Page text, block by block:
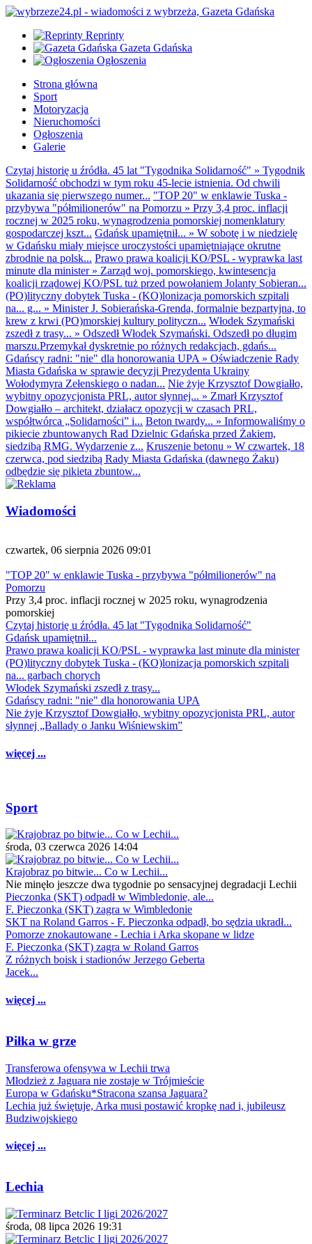
Reprinty
Gazeta Gdańska
Ogłoszenia
Strona główna
Sport
Motoryzacja
Nieruchomości
Ogłoszenia
Galerie
Czytaj historię u źródła. 45 lat "Tygodnika Solidarność" » Tygodnik
Solidarność obchodzi w tym roku 45-lecie istnienia. Od chwili
ukazania się pierwszego numer... "TOP 20" w enklawie Tuska -
przybywa "półmilionerów" na Pomorzu » Przy 3,4 proc. inflacji
rocznej w 2025 roku, wynagrodzenia pomorskiej nomenklatury
gospodarczej kszt... Gdańsk upamiętnił... » W sobotę i w niedzielę
w Gdańsku miały miejsce uroczystości upamiętniające okrutne
zbrodnie na polsk... Prawo prawa koalicji KO/PSL - wyprawka last
minute dla minister» Zarząd woj. pomorskiego, kwintesencja
koalicji rządowej KO/PSL tuż przed powołaniem Jolanty Sobieran...
(PO)lityczny dobytek Tuska - (KO)lonizacja pomorskich szpitali
na... g... » Minister J. Sobierańska-Grenda, formalnie bezpartyjna, to
krew z krwi (PO)morskiej kultury polityczn... Włodek Szymański
zszedł z trasy... » Odszedł Włodek Szymański. Odszedł po długim
marszu.Przemykał dyskretnie po różnych redakcjach, gdańs...
Gdańscy radni: "nie" dla honorowania UPA » Oświadczenie Rady
Miasta Gdańska w sprawie decyzji Prezydenta Ukrainy
Wołodymyra Zełenskiego o nadan... Nie żyje Krzysztof Dowgiałło,
wybitny opozycjonista PRL, autor słynnej... » Zmarł Krzysztof
Dowgiałło – architekt, działacz opozycji w czasach PRL,
współtwórca „Solidarności” i... Beton twardy... » Informowaliśmy o
pikiecie zbuntowanych Rad Dzielnic Gdańska przed Żakiem,
siedzibą RMG. Wydarzenie z... Kruszenie betonu » W czwartek, 18
czerwca, pod siedzibą Rady Miasta Gdańska (dawnego Żaku)
odbędzie się pikieta zbuntow...
Wiadomości
czwartek, 06 sierpnia 2026 09:01
"TOP 20" w enklawie Tuska - przybywa "półmilionerów" na
Pomorzu
Przy 3,4 proc. inflacji rocznej w 2025 roku, wynagrodzenia
pomorskiej
Czytaj historię u źródła. 45 lat "Tygodnika Solidarność"
Gdańsk upamiętnił...
Prawo prawa koalicji KO/PSL - wyprawka last minute dla minister
(PO)lityczny dobytek Tuska - (KO)lonizacja pomorskich szpitali
na... garbach chorych
Włodek Szymański zszedł z trasy...
Gdańscy radni: "nie" dla honorowania UPA
Nie żyje Krzysztof Dowgiałło, wybitny opozycjonista PRL, autor
słynnej „Ballady o Janku Wiśniewskim”
więcej ...
Sport
środa, 03 czerwca 2026 14:04
Krajobraz po bitwie... Co w Lechii...
Nie minęło jeszcze dwa tygodnie po sensacyjnej degradacji Lechii
Pieczonka (SKT) odpadł w Wimbledonie, ale...
F. Pieczonka (SKT) zagra w Wimbledonie
SKT na Roland Garros - F. Pieczonka odpadł, bo sędzia ukradł...
Pomorze znokautowane - Lechia i Arka skopane w lidze
F. Pieczonka (SKT) zagra w Roland Garros
Z różnych boisk i stadionów Jerzego Geberta
Jacek...
więcej ...
Piłka w grze
Transferowa ofensywa w Lechii trwa
Młodzież z Jaguara nie zostaje w Trójmieście
Europa w Gdańsku*Stracona szansa Jaguara?
Lechia już świętuje, Arka musi postawić kropkę nad i, jubileusz
Budziwojskiego
więcej ...
Lechia
środa, 08 lipca 2026 19:31